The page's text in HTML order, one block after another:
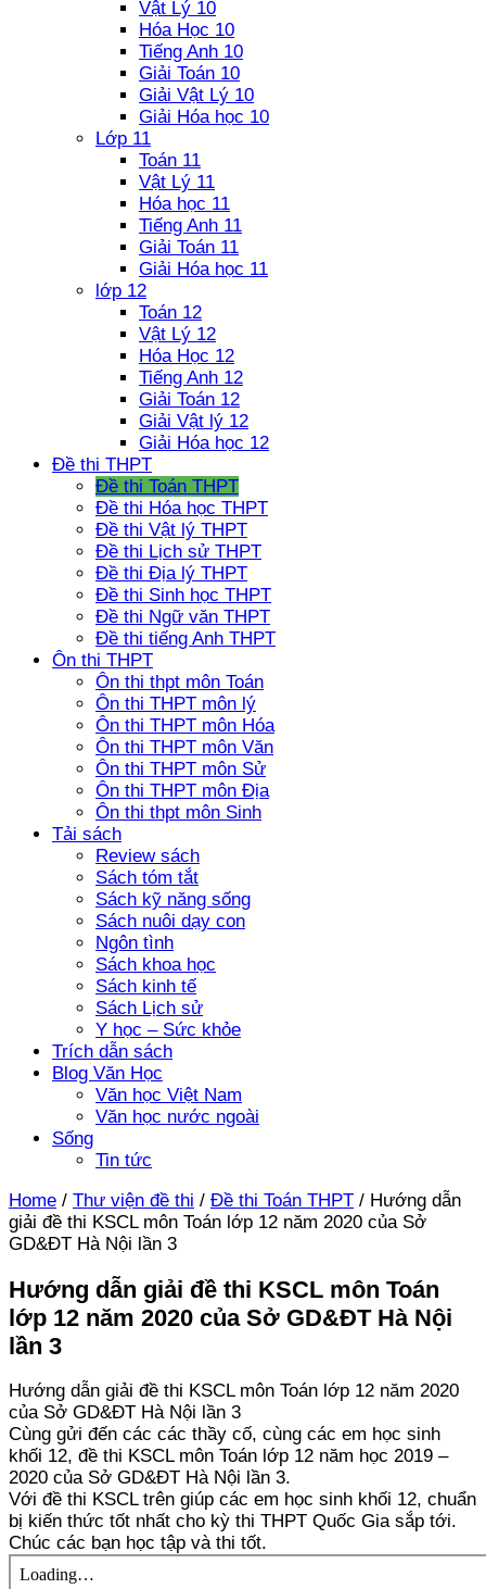
Vật Lý 10
Hóa Học 10
Tiếng Anh 10
Giải Toán 10
Giải Vật Lý 10
Giải Hóa học 10
Lớp 11
Toán 11
Vật Lý 11
Hóa học 11
Tiếng Anh 11
Giải Toán 11
Giải Hóa học 11
lớp 12
Toán 12
Vật Lý 12
Hóa Học 12
Tiếng Anh 12
Giải Toán 12
Giải Vật lý 12
Giải Hóa học 12
Đề thi THPT
Đề thi Toán THPT
Đề thi Hóa học THPT
Đề thi Vật lý THPT
Đề thi Lịch sử THPT
Đề thi Địa lý THPT
Đề thi Sinh học THPT
Đề thi Ngữ văn THPT
Đề thi tiếng Anh THPT
Ôn thi THPT
Ôn thi thpt môn Toán
Ôn thi THPT môn lý
Ôn thi THPT môn Hóa
Ôn thi THPT môn Văn
Ôn thi THPT môn Sử
Ôn thi THPT môn Địa
Ôn thi thpt môn Sinh
Tải sách
Review sách
Sách tóm tắt
Sách kỹ năng sống
Sách nuôi dạy con
Ngôn tình
Sách khoa học
Sách kinh tế
Sách Lịch sử
Y học – Sức khỏe
Trích dẫn sách
Blog Văn Học
Văn học Việt Nam
Văn học nước ngoài
Sống
Tin tức
Home / Thư viện đề thi / Đề thi Toán THPT / Hướng dẫn
giải đề thi KSCL môn Toán lớp 12 năm 2020 của Sở
GD&ĐT Hà Nội lần 3
Hướng dẫn giải đề thi KSCL môn Toán
lớp 12 năm 2020 của Sở GD&ĐT Hà Nội
lần 3
Hướng dẫn giải đề thi KSCL môn Toán lớp 12 năm 2020
của Sở GD&ĐT Hà Nội lần 3
Cùng gửi đến các các thầy cố, cùng các em học sinh
khối 12, đề thi KSCL môn Toán lớp 12 năm học 2019 –
2020 của Sở GD&ĐT Hà Nội lần 3.
Với đề thi KSCL trên giúp các em học sinh khối 12, chuẩn
bị kiến thức tốt nhất cho kỳ thi THPT Quốc Gia sắp tới.
Chúc các bạn học tập và thi tốt.